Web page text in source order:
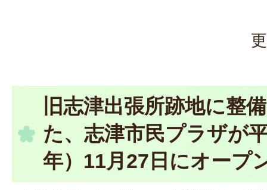
旧志津出張所跡地に整
た、志津市民プラザが
年）11月27日にオープ